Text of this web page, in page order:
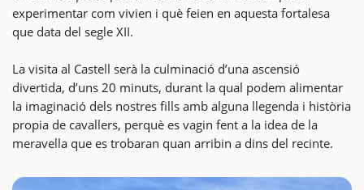
experimentar com vivien i què feien en aquesta fortalesa
que data del segle XII.
La visita al Castell serà la culminació d’una ascensió
divertida, d’uns 20 minuts, durant la qual podem alimentar
la imaginació dels nostres fills amb alguna llegenda i història
propia de cavallers, perquè es vagin fent a la idea de la
meravella que es trobaran quan arribin a dins del recinte.